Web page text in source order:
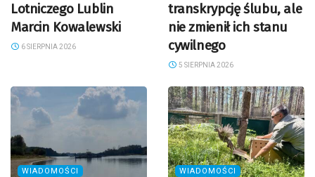
Lotniczego Lublin
Marcin Kowalewski
6 SIERPNIA 2026
transkrypcję ślubu, ale
nie zmienił ich stanu
cywilnego
5 SIERPNIA 2026
WIADOMOŚCI WIADOMOŚCI